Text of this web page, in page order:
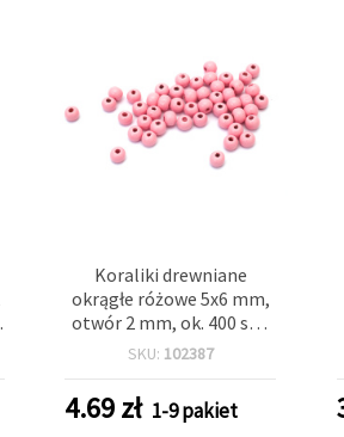
Koraliki drewniane
okrągłe różowe 5x6 mm,
otwór 2 mm, ok. 400 szt.
(~40 g) do biżuterii,
naszyjników, makramy i
dekoracji DIY
SKU: 102387
4.69zł 1-9 pakiet